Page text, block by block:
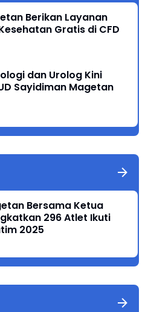
Berikan Layanan
Gratis di CFD
dan Urolog Kini
Sayidiman Magetan
Bersama Ketua
296 Atlet Ikuti
2025